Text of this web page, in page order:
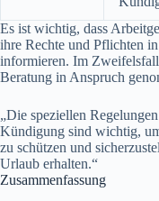
Es ist wichtig, dass
ihre Rechte und Pflichten
informieren. Im
Beratung in Anspruch
„Die speziellen
Kündigung sind wichtig,
zu schützen und
Urlaub erhalten.“
Zusammenfassung